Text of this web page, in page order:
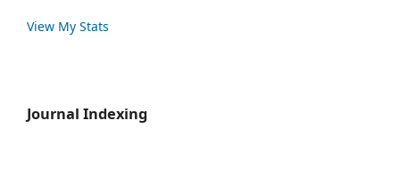
View My Stats
Journal Indexing